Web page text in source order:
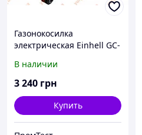
Газонокосилка
электрическая Einhell GC-
В наличии
3 240 грн
Купить